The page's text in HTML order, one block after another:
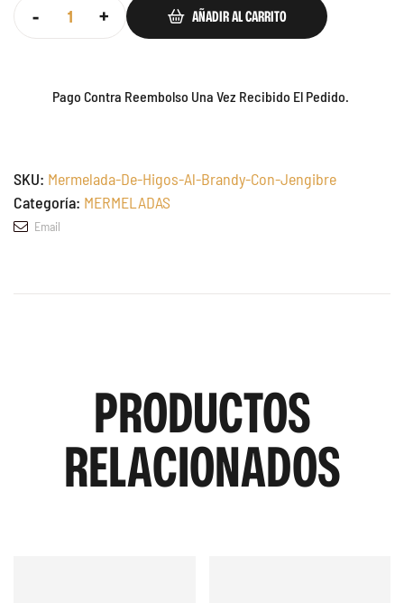
- + AÑADIR AL CARRITO
Pago Contra Reembolso Una Vez Recibido El Pedido.
SKU: Mermelada-De-Higos-Al-Brandy-Con-Jengibre
Categoría: MERMELADAS
Email
PRODUCTOS
RELACIONADOS